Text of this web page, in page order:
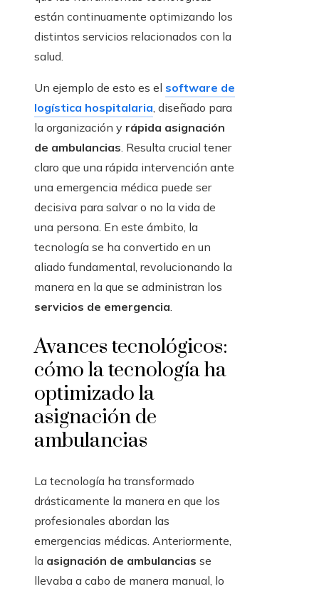
están continuamente optimizando los
distintos servicios relacionados con la
salud.
Un ejemplo de esto es el software de
logística hospitalaria, diseñado para
la organización y rápida asignación
de ambulancias. Resulta crucial tener
claro que una rápida intervención ante
una emergencia médica puede ser
decisiva para salvar o no la vida de
una persona. En este ámbito, la
tecnología se ha convertido en un
aliado fundamental, revolucionando la
manera en la que se administran los
servicios de emergencia.
Avances tecnológicos:
cómo la tecnología ha
optimizado la
asignación de
ambulancias
La tecnología ha transformado
drásticamente la manera en que los
profesionales abordan las
emergencias médicas. Anteriormente,
la asignación de ambulancias se
llevaba a cabo de manera manual, lo